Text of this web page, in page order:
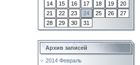
14
15 16 17 18 19
20
21
22 23 24 25 26
27
28
29 30 31
Архив записей
2014 Февраль